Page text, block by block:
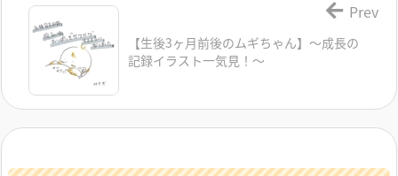
【生後3ヶ月前後のムギちゃん】～成長の
記録イラスト一気見！～
Prev